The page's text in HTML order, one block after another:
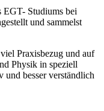
EGT- Studiums bei
und sammelst
Praxisbezug und auf
Physik in speziell
und besser verständlich